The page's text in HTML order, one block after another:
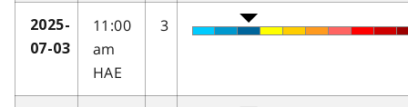
2025-
07-03
11:00
am
HAE
3